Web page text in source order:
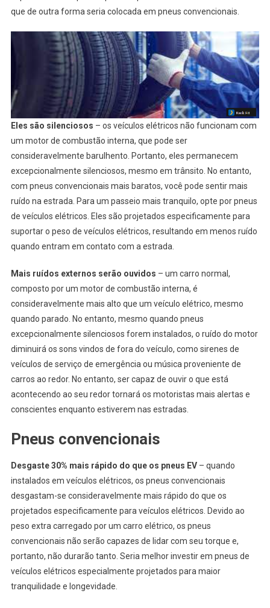
que de outra forma seria colocada em pneus convencionais.
Eles são silenciosos – os veículos elétricos não funcionam com
um motor de combustão interna, que pode ser
consideravelmente barulhento. Portanto, eles permanecem
excepcionalmente silenciosos, mesmo em trânsito. No entanto,
com pneus convencionais mais baratos, você pode sentir mais
ruído na estrada. Para um passeio mais tranquilo, opte por pneus
de veículos elétricos. Eles são projetados especificamente para
suportar o peso de veículos elétricos, resultando em menos ruído
quando entram em contato com a estrada.
Mais ruídos externos serão ouvidos – um carro normal,
composto por um motor de combustão interna, é
consideravelmente mais alto que um veículo elétrico, mesmo
quando parado. No entanto, mesmo quando pneus
excepcionalmente silenciosos forem instalados, o ruído do motor
diminuirá os sons vindos de fora do veículo, como sirenes de
veículos de serviço de emergência ou música proveniente de
carros ao redor. No entanto, ser capaz de ouvir o que está
acontecendo ao seu redor tornará os motoristas mais alertas e
conscientes enquanto estiverem nas estradas.
Pneus convencionais
Desgaste 30% mais rápido do que os pneus EV– quando
instalados em veículos elétricos, os pneus convencionais
desgastam-se consideravelmente mais rápido do que os
projetados especificamente para veículos elétricos. Devido ao
peso extra carregado por um carro elétrico, os pneus
convencionais não serão capazes de lidar com seu torque e,
portanto, não durarão tanto. Seria melhor investir em pneus de
veículos elétricos especialmente projetados para maior
tranquilidade e longevidade.